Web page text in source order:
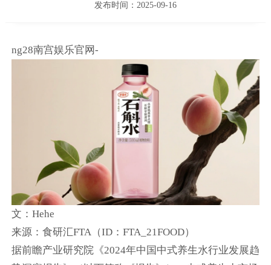
发布时间：2025-09-16
ng28南宫娱乐官网-
文：Hehe
来源：食研汇FTA（ID：FTA_21FOOD）
据前瞻产业研究院《2024年中国中式养生水行业发展趋